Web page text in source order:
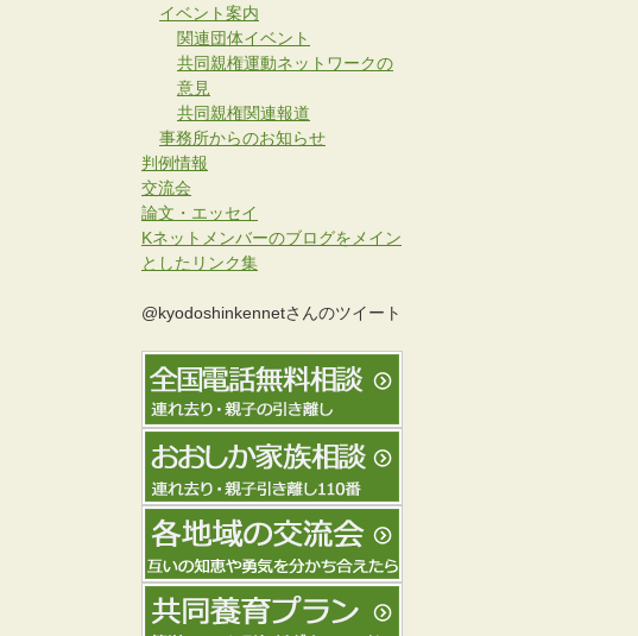
イベント案内
関連団体イベント
共同親権運動ネットワークの
意見
共同親権関連報道
事務所からのお知らせ
判例情報
交流会
論文・エッセイ
Kネットメンバーのブログをメイン
としたリンク集
@kyodoshinkennetさんのツイート